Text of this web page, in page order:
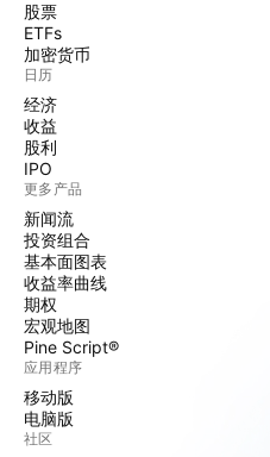
股票
ETFs
加密货币
日历
经济
收益
股利
IPO
更多产品
新闻流
投资组合
基本面图表
收益率曲线
期权
宏观地图
Pine Script®
应用程序
移动版
电脑版
社区